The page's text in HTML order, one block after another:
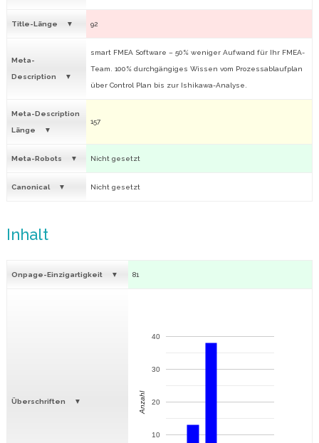
Title-Länge 92
Meta-
Description
smart FMEA Software – 50% weniger Aufwand für Ihr FMEA-
Team. 100% durchgängiges Wissen vom Prozessablaufplan
über Control Plan bis zur Ishikawa-Analyse.
Meta-Description
Länge
157
Meta-Robots Nicht gesetzt
Canonical Nicht gesetzt
Inhalt
Onpage-Einzigartigkeit 81
Überschriften
10
20
30
40
Anzahl